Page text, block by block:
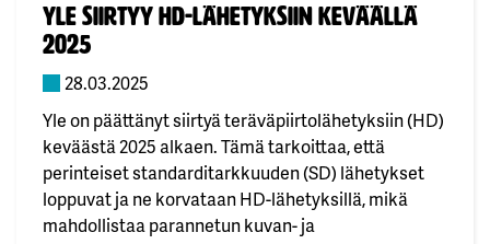
Yle siirtyy HD-lähetyksiin keväällä
2025
Julkaistu:
28.03.2025
Yle on päättänyt siirtyä teräväpiirtolähetyksiin (HD)
keväästä 2025 alkaen. Tämä tarkoittaa, että
perinteiset standarditarkkuuden (SD) lähetykset
loppuvat ja ne korvataan HD-lähetyksillä, mikä
mahdollistaa parannetun kuvan- ja